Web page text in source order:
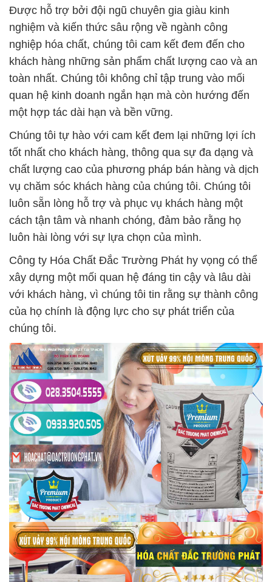
Được hỗ trợ bởi đội ngũ chuyên gia giàu kinh
nghiệm và kiến thức sâu rộng về ngành công
nghiệp hóa chất, chúng tôi cam kết đem đến cho
khách hàng những sản phẩm chất lượng cao và an
toàn nhất. Chúng tôi không chỉ tập trung vào mối
quan hệ kinh doanh ngắn hạn mà còn hướng đến
một hợp tác dài hạn và bền vững.
Chúng tôi tự hào với cam kết đem lại những lợi ích
tốt nhất cho khách hàng, thông qua sự đa dạng và
chất lượng cao của phương pháp bán hàng và dịch
vụ chăm sóc khách hàng của chúng tôi. Chúng tôi
luôn sẵn lòng hỗ trợ và phục vụ khách hàng một
cách tận tâm và nhanh chóng, đảm bảo rằng họ
luôn hài lòng với sự lựa chọn của mình.
Công ty Hóa Chất Đắc Trường Phát hy vọng có thể
xây dựng một mối quan hệ đáng tin cậy và lâu dài
với khách hàng, vì chúng tôi tin rằng sự thành công
của họ chính là động lực cho sự phát triển của
chúng tôi.